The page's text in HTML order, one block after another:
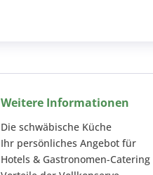
Weitere Informationen
Die schwäbische Küche
Ihr persönliches Angebot für
Hotels & Gastronomen-Catering